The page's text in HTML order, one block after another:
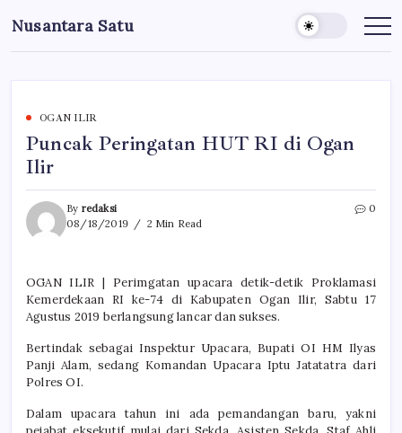
to
content
Nusantara Satu
Berita
Nusantara
OGAN ILIR
Puncak Peringatan HUT RI di Ogan
Ilir
By redaksi
08/18/2019
2 Min Read
0
OGAN ILIR | Perimgatan upacara detik-detik Proklamasi
Kemerdekaan RI ke-74 di Kabupaten Ogan Ilir, Sabtu 17
Agustus 2019 berlangsung lancar dan sukses.
Bertindak sebagai Inspektur Upacara, Bupati OI HM Ilyas
Panji Alam, sedang Komandan Upacara Iptu Jatatatra dari
Polres OI.
Dalam upacara tahun ini ada pemandangan baru, yakni